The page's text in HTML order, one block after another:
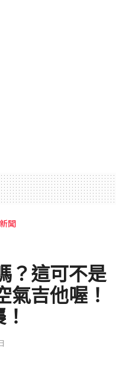
聞
？這可不是
氣吉他喔！